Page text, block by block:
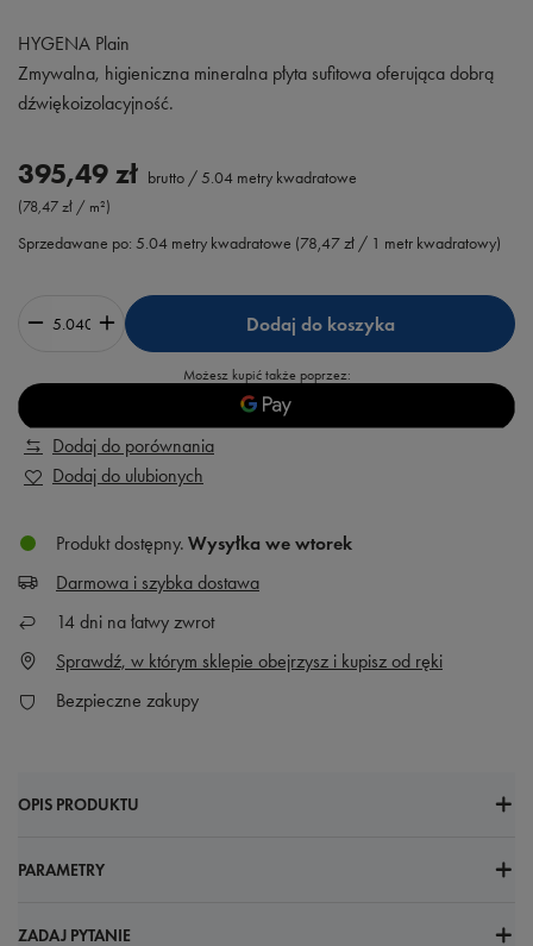
HYGENA Plain
Zmywalna, higieniczna mineralna płyta sufitowa oferująca dobrą
dźwiękoizolacyjność.
395,49 zł brutto /5.04 metry kwadratowe
(78,47 zł / m²)
Sprzedawane po: 5.04 metry kwadratowe (78,47 zł / 1 metr kwadratowy)
Dodaj do koszyka
Możesz kupić także poprzez:
Dodaj do porównania
Dodaj do ulubionych
Produkt dostępny Wysyłka we wtorek
Darmowa i szybka dostawa
14 dni na łatwy zwrot
Sprawdź, w którym sklepie obejrzysz i kupisz od ręki
Bezpieczne zakupy
OPIS PRODUKTU
PARAMETRY
ZADAJ PYTANIE